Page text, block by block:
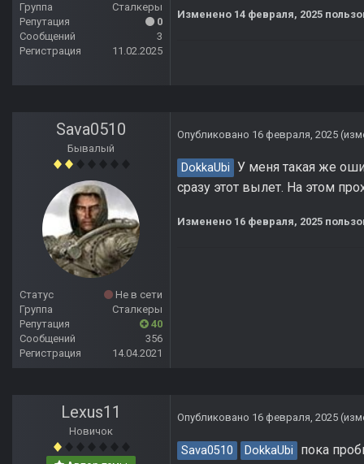
Группа
Сталкеры
Репутация
0
Сообщений
3
Регистрация
11.02.2025
Изменено 14 февраля, 2025
Sava0510
Бывалый
Статус
Не в сети
Группа
Сталкеры
Репутация
40
Сообщений
356
Регистрация
14.04.2021
Опубликовано 16 февраля, 2025
DokkaUbi У меня такая же
сразу этот вылет. На этом
Изменено 16 февраля, 2025
Lexus11
Новичок
Опубликовано 16 февраля, 2025
Sava0510 DokkaUbi
пока